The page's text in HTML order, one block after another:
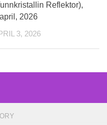
Reflektor),
2026
3, 2026